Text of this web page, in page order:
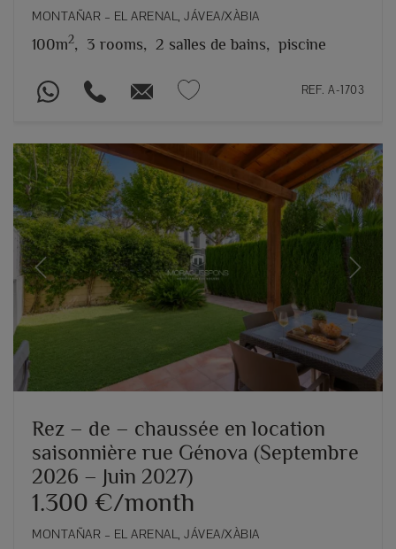
MONTAÑAR – EL ARENAL, JÁVEA/XÀBIA
100m2, 3 rooms, 2 salles de bains, piscine
REF. A-1703
Previous Next
Rez – de – chaussée en location
saisonnière rue Génova (Septembre
2026 – Juin 2027)
1.300 €/month
MONTAÑAR – EL ARENAL, JÁVEA/XÀBIA